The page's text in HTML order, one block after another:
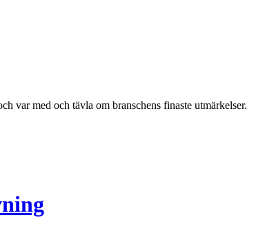
var med och tävla om branschens finaste utmärkelser.